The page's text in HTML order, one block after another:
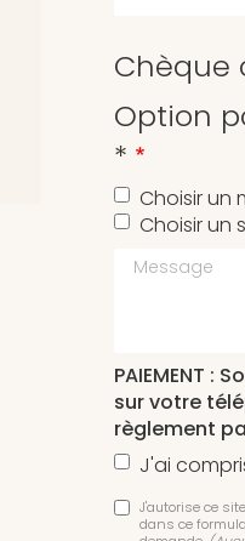
Chèque
Option
*
Choisir un
Choisir un
Message
PAIEMENT :
sur votre
règlement
J'ai
J'autorise ce
dans ce